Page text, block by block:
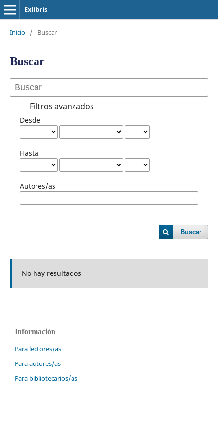
Exlibris
Inicio / Buscar
Buscar
Filtros avanzados
Desde
Hasta
Autores/as
Buscar
No hay resultados
Información
Para lectores/as
Para autores/as
Para bibliotecarios/as